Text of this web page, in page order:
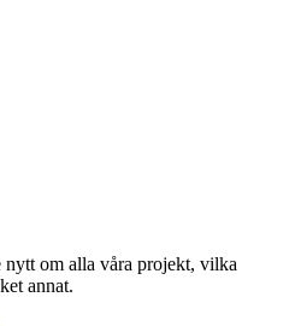
nytt om alla våra projekt, vilka
annat.